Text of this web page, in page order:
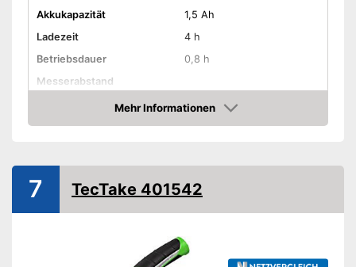
Akkukapazität
1,5 Ah
Ladezeit
4 h
Betriebsdauer
0,8 h
Messerabstand
Strauchmesserlänge
17 cm
Grasmesserlänge
9 cm
Laufräder
Gewicht 1,3 kg
Messer können gewechselt
werden
Mehr Informationen
Amazon
7 TecTake 401542